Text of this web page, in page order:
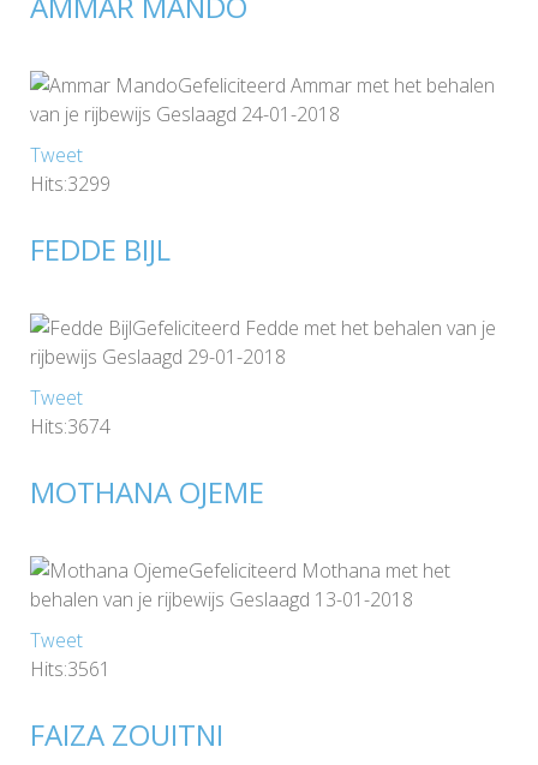
Gefeliciteerd Ammar met het behalen
van je rijbewijs Geslaagd 24-01-2018
Tweet
Hits:3299
FEDDE BIJL
Gefeliciteerd Fedde met het behalen van je
rijbewijs Geslaagd 29-01-2018
Tweet
Hits:3674
MOTHANA OJEME
Gefeliciteerd Mothana met het
behalen van je rijbewijs Geslaagd 13-01-2018
Tweet
Hits:3561
FAIZA ZOUITNI